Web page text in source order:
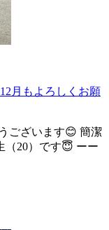
月もよろしくお願
ございます😊 簡潔
（20）です😇 ーー